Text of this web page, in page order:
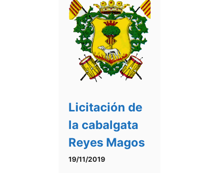
Licitación de
la cabalgata
Reyes Magos
19/11/2019